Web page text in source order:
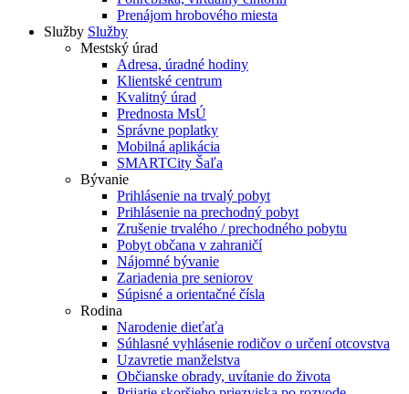
Prenájom hrobového miesta
Služby Služby
Mestský úrad
Adresa, úradné hodiny
Klientské centrum
Kvalitný úrad
Prednosta MsÚ
Správne poplatky
Mobilná aplikácia
SMARTCity Šaľa
Bývanie
Prihlásenie na trvalý pobyt
Prihlásenie na prechodný pobyt
Zrušenie trvalého / prechodného pobytu
Pobyt občana v zahraničí
Nájomné bývanie
Zariadenia pre seniorov
Súpisné a orientačné čísla
Rodina
Narodenie dieťaťa
Súhlasné vyhlásenie rodičov o určení otcovstva
Uzavretie manželstva
Občianske obrady, uvítanie do života